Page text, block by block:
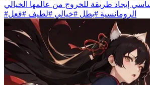
#الرومانسية #بطل #خيالي #لطيف #فعل